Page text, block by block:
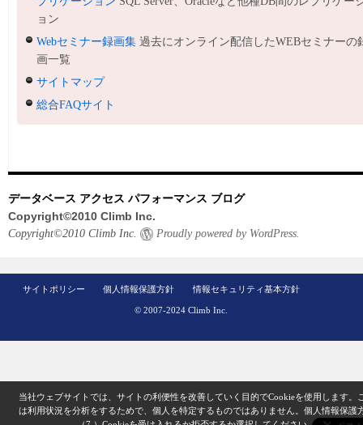
ョン
Webセミナー録画集 過去にオンライン配信したWEBセミナーの
画一覧
サイトマップ
総合FAQサイト
データベース アクセス パフォーマンス ブログ
Copyright©2010 Climb Inc.
Copyright©2010 Climb Inc. Proudly powered by WordPress.
サイトポリシー 個人情報保護方針 情報セキュリティ基本方針
© 2007-2024 Climb Inc.
当社ウェブサイトでは、サイトの利便性を改善していく目的でCookieを使用します。
は利用状況を分析をするためで、個人を特定するものではありません。 個人情報保護